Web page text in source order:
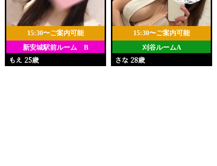
新安城駅前ルーム B
15:30〜ご案内可能
もえ 25歳
刈谷ルームA
15:30〜ご案内可能
さな 28歳